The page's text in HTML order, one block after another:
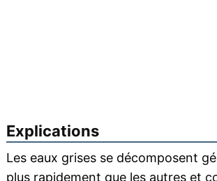
Explications
Les eaux grises se décomposent
plus rapidement que les autres et